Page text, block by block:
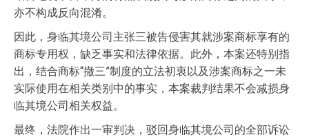
亦不构成反向混淆。
因此，身临其境公司主张三被告侵害其就涉案商标享有的
商标专用权，缺乏事实和法律依据。此外，本案还特别指
出，结合商标“撤三”制度的立法初衷以及涉案商标之一未
实际使用在相关类别中的事实，本案裁判结果不会减损身
临其境公司相关权益。
最终，法院作出一审判决，驳回身临其境公司的全部诉讼